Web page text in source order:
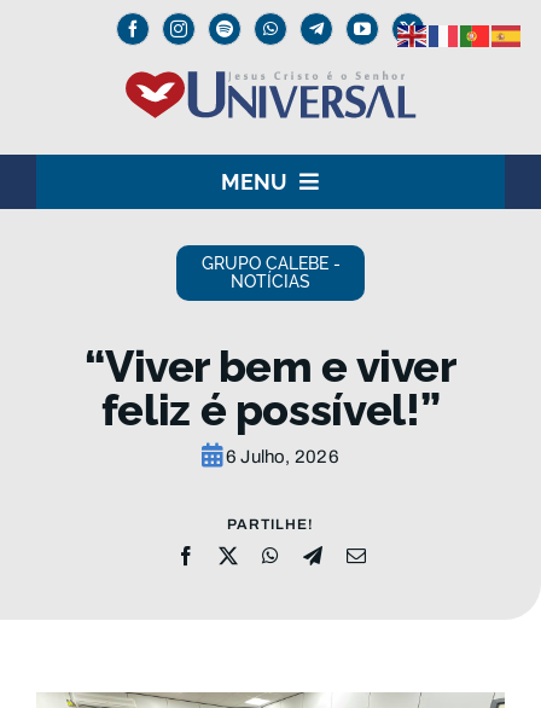
MENU
O SENHOR JESUS
INSTITUCIONAL
UNIVERSAL+
GRUPO CALEBE -
NOTÍCIAS
“Viver bem e viver
feliz é possível!”
6 Julho, 2026
PARTILHE!